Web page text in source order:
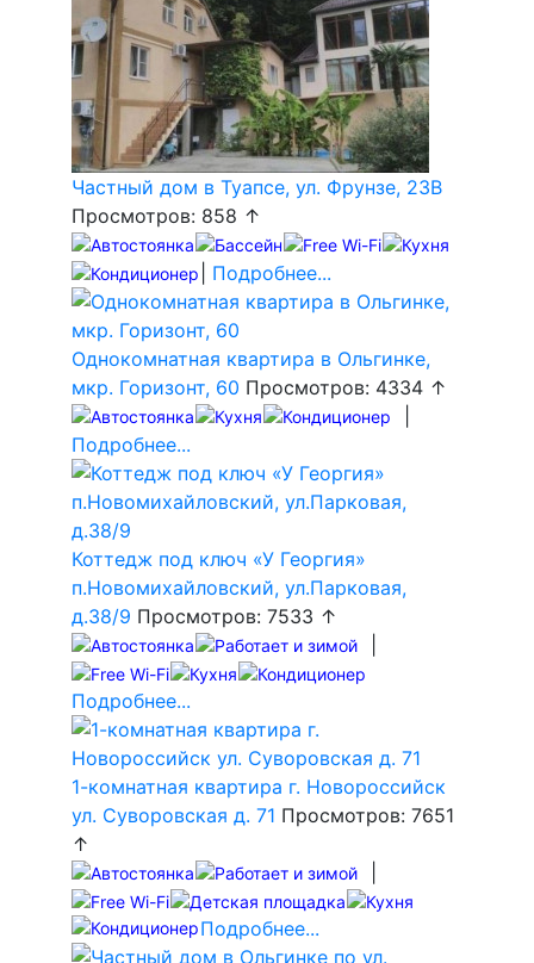
Частный дом в Туапсе, ул. Фрунзе, 23В
Просмотров: 858 ↑
Подробнее...
Однокомнатная квартира в Ольгинке,
мкр. Горизонт, 60 Просмотров: 4334 ↑
Подробнее...
Коттедж под ключ «У Георгия»
п.Новомихайловский, ул.Парковая,
д.38/9 Просмотров: 7533 ↑
Подробнее...
1-комнатная квартира г. Новороссийск
ул. Суворовская д. 71 Просмотров: 7651
↑
Подробнее...